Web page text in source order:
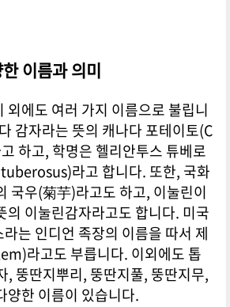
이름과 의미
외에도 여러 가지 이름으로 불립니
감자라는 뜻의 캐나다 포테이토(C
하고, 학명은 헬리안투스 튜베로
라고 합니다. 또한, 국화
국우(菊芋)라고도 하고, 이눌린이
의 이눌린감자라고도 합니다. 미국
는 인디언 족장의 이름을 따서 제
라고도 부릅니다. 이외에도 톱
, 뚱딴지뿌리, 뚱딴지풀, 뚱딴지무,
양한 이름이 있습니다.